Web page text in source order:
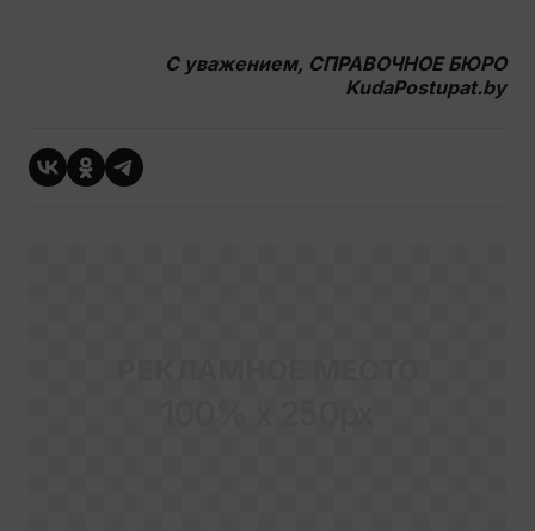
С уважением, СПРАВОЧНОЕ БЮРО
KudaPostupat.by